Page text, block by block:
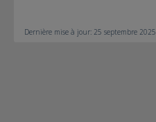
Dernière mise à jour: 25 septembre 2025